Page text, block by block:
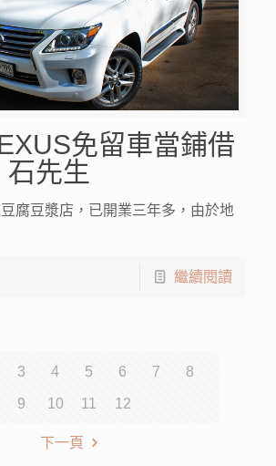
免留車當鋪借
先生
腐豆漿店，已開業三年多，由於地
繼續閱讀
3 4 5 6 7 8
9 10 11 12
下一頁